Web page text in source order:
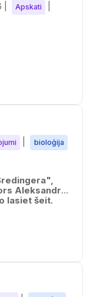
Apskati
bioloģija
Aleksandrs
lasiet šeit.